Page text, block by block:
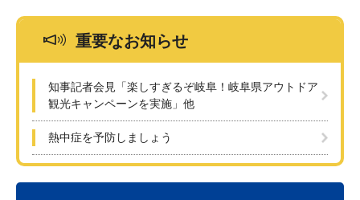
重要なお知らせ
知事記者会見「楽しすぎるぞ岐阜！岐阜県アウトドア
観光キャンペーンを実施」他
熱中症を予防しましょう